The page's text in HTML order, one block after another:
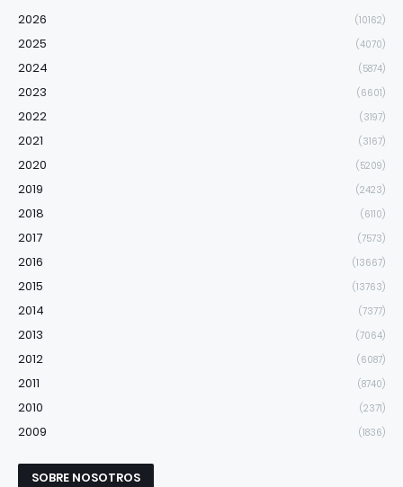
2026 (10162)
2025 (4070)
2024 (5874)
2023 (6601)
2022 (3197)
2021 (3167)
2020 (5209)
2019 (2423)
2018 (6110)
2017 (7573)
2016 (13667)
2015 (13763)
2014 (7377)
2013 (7064)
2012 (6087)
2011 (8740)
2010 (2371)
2009 (1836)
SOBRE NOSOTROS